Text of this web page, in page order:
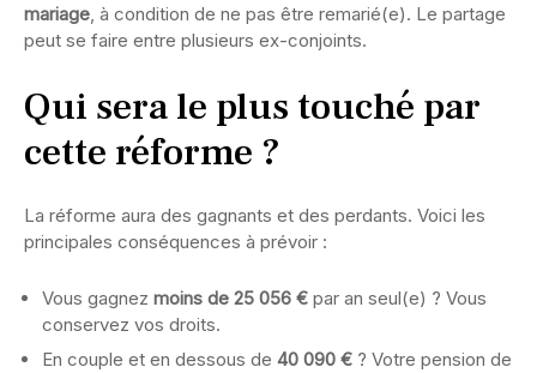
mariage , à condition de ne pas être remarié(e). Le partage
peut se faire entre plusieurs ex-conjoints.
Qui sera le plus touché par
cette réforme ?
La réforme aura des gagnants et des perdants. Voici les
principales conséquences à prévoir :
Vous gagnez moins de 25 056 € par an seul(e) ? Vous
conservez vos droits.
En couple et en dessous de 40 090 € ? Votre pension de